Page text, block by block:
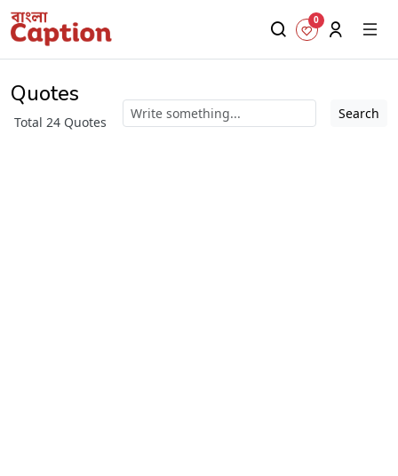
0
Quotes
Total 24 Quotes
Search